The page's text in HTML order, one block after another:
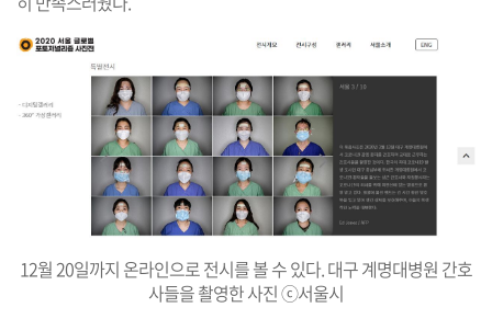
12월 20일까지 온라인으로 전시를 볼 수 있다. 대구 계명대병원 간호
사들을 촬영한 사진 ⓒ서울시